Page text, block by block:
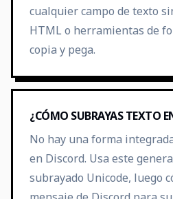
cualquier campo de texto
HTML o herramientas de
copia y pega.
¿CÓMO SUBRAYAS TEXTO
No hay una forma
en Discord. Usa este
subrayado Unicode, luego